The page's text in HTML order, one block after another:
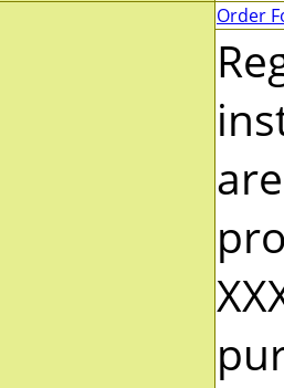
Order